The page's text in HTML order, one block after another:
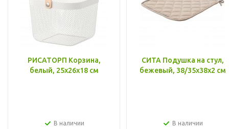
РИСАТОРП Корзина,
белый, 25x26x18 см
В наличии
СИТА Подушка на стул,
бежевый, 38/35x38x2 см
В наличии